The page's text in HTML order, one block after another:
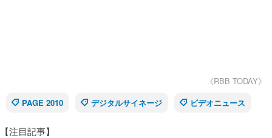
《RBB TODAY》
PAGE 2010
デジタルサイネージ ビデオニュース
【注目記事】